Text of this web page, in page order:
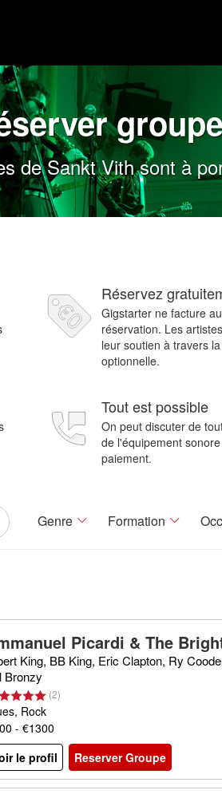
de Sankt Vith sont à
Réservez
Gigstarter ne facture
réservation. Les
leur soutien à travers
optionnelle.
Tout est possible
On peut discuter de
de l'équipement
paiement.
Genre Formation
Picardi & The
King, BB King, Eric Clapton, Ry
Bronzy
(2)
Rock
- €1300
le profil
Reserver Groupe